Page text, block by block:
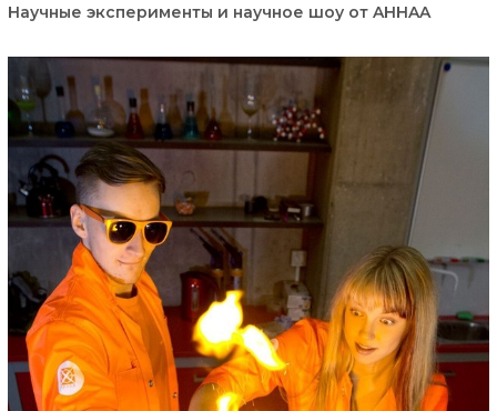
Научные эксперименты и научное шоу от AHHAA